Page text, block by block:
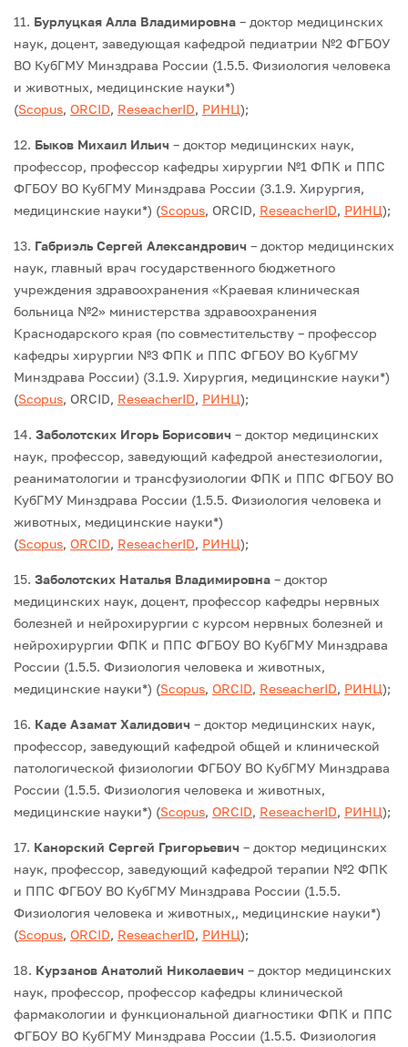
11. Бурлуцкая Алла Владимировна – доктор медицинских
наук, доцент, заведующая кафедрой педиатрии №2 ФГБОУ
ВО КубГМУ Минздрава России (1.5.5. Физиология человека
и животных, медицинские науки*)
(Scopus, ORCID, ReseacherID, РИНЦ);
12. Быков Михаил Ильич – доктор медицинских наук,
профессор, профессор кафедры хирургии №1 ФПК и ППС
ФГБОУ ВО КубГМУ Минздрава России (3.1.9. Хирургия,
медицинские науки*) (Scopus, ORCID, ReseacherID, РИНЦ);
13. Габриэль Сергей Александрович – доктор медицинских
наук, главный врач государственного бюджетного
учреждения здравоохранения «Краевая клиническая
больница №2» министерства здравоохранения
Краснодарского края (по совместительству – профессор
кафедры хирургии №3 ФПК и ППС ФГБОУ ВО КубГМУ
Минздрава России) (3.1.9. Хирургия, медицинские науки*)
(Scopus, ORCID, ReseacherID, РИНЦ);
14. Заболотских Игорь Борисович – доктор медицинских
наук, профессор, заведующий кафедрой анестезиологии,
реаниматологии и трансфузиологии ФПК и ППС ФГБОУ ВО
КубГМУ Минздрава России (1.5.5. Физиология человека и
животных, медицинские науки*)
(Scopus, ORCID, ReseacherID, РИНЦ);
15. Заболотских Наталья Владимировна – доктор
медицинских наук, доцент, профессор кафедры нервных
болезней и нейрохирургии с курсом нервных болезней и
нейрохирургии ФПК и ППС ФГБОУ ВО КубГМУ Минздрава
России (1.5.5. Физиология человека и животных,
медицинские науки*) (Scopus, ORCID, ReseacherID, РИНЦ);
16. Каде Азамат Халидович – доктор медицинских наук,
профессор, заведующий кафедрой общей и клинической
патологической физиологии ФГБОУ ВО КубГМУ Минздрава
России (1.5.5. Физиология человека и животных,
медицинские науки*) (Scopus, ORCID, ReseacherID, РИНЦ);
17. Канорский Сергей Григорьевич – доктор медицинских
наук, профессор, заведующий кафедрой терапии №2 ФПК
и ППС ФГБОУ ВО КубГМУ Минздрава России (1.5.5.
Физиология человека и животных,, медицинские науки*)
(Scopus, ORCID, ReseacherID, РИНЦ);
18. Курзанов Анатолий Николаевич – доктор медицинских
наук, профессор, профессор кафедры клинической
фармакологии и функциональной диагностики ФПК и ППС
ФГБОУ ВО КубГМУ Минздрава России (1.5.5. Физиология